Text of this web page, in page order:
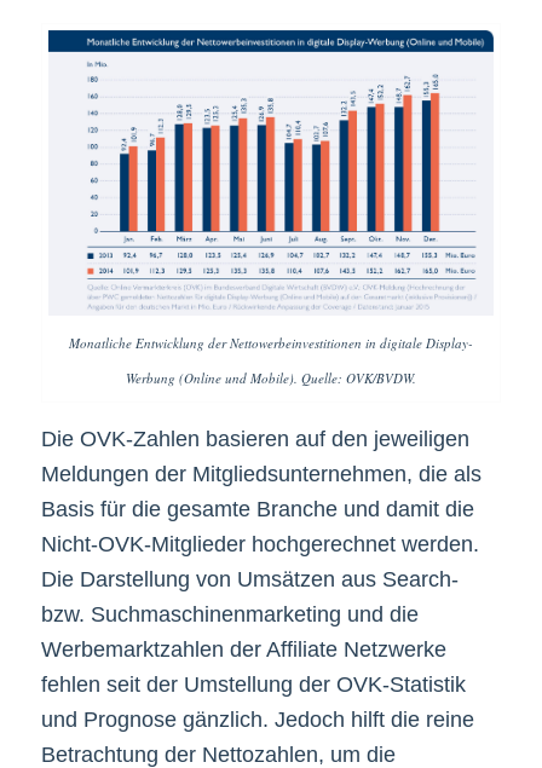
Monatliche Entwicklung der Nettowerbeinvestitionen in digitale Display-
Werbung (Online und Mobile). Quelle: OVK/BVDW.
Die OVK-Zahlen basieren auf den jeweiligen
Meldungen der Mitgliedsunternehmen, die als
Basis für die gesamte Branche und damit die
Nicht-OVK-Mitglieder hochgerechnet werden.
Die Darstellung von Umsätzen aus Search-
bzw. Suchmaschinenmarketing und die
Werbemarktzahlen der Affiliate Netzwerke
fehlen seit der Umstellung der OVK-Statistik
und Prognose gänzlich. Jedoch hilft die reine
Betrachtung der Nettozahlen, um die